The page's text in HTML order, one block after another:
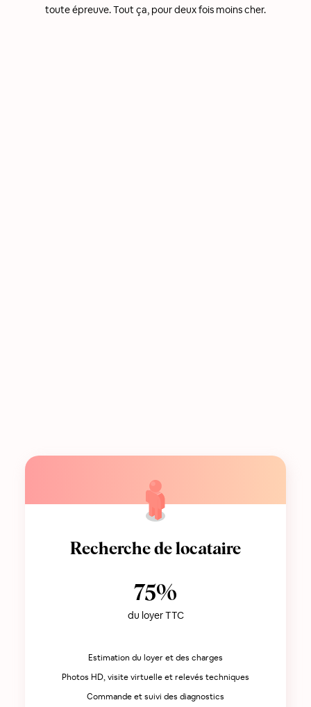
toute épreuve. Tout ça, pour deux fois moins cher.
Recherche de locataire
75%
du loyer TTC
Estimation du loyer et des charges
Photos HD, visite virtuelle et relevés techniques
Commande et suivi des diagnostics